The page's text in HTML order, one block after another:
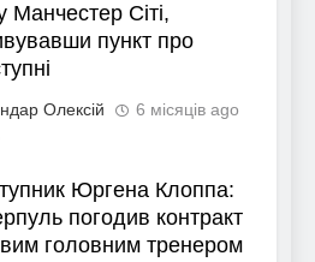
Манчестер Сіті,
пункт про
Олексій 6 місяців ago
Юргена Клоппа:
погодив контракт
головним тренером